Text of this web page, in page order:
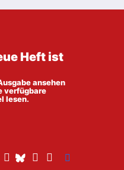
Heft ist
ansehen
verfügbare
lesen.